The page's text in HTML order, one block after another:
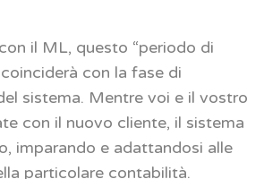
il ML, questo “periodo di
con la fase di
sistema. Mentre voi e il vostro
con il nuovo cliente, il sistema
imparando e adattandosi alle
particolare contabilità.